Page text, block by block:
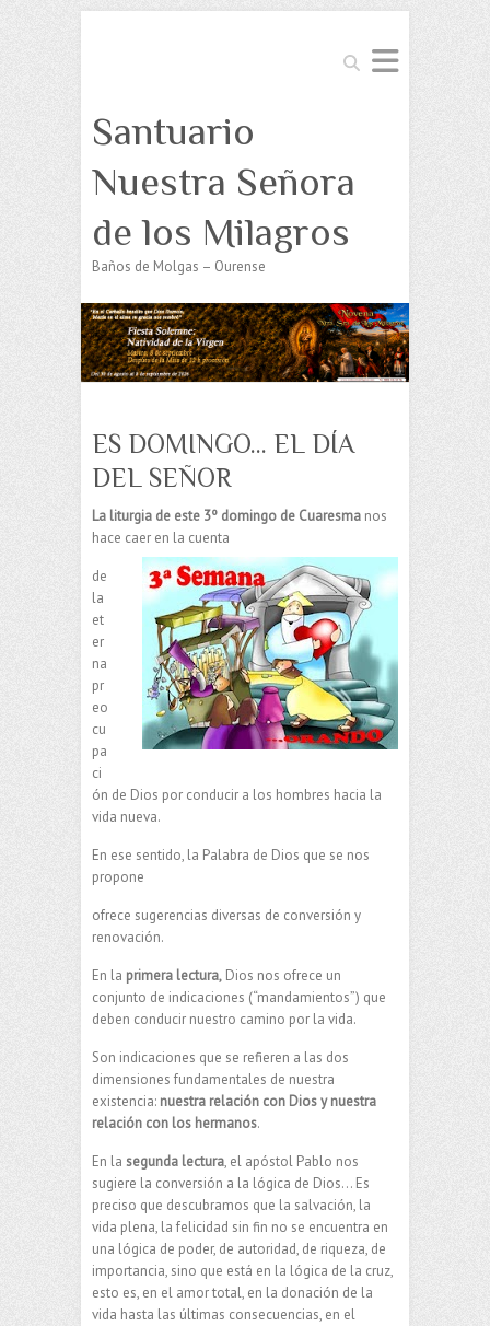
Buscar
Santuario
Nuestra Señora
de los Milagros
Baños de Molgas – Ourense
ES DOMINGO… EL DÍA
DEL SEÑOR
La liturgia de este 3º domingo de Cuaresma nos
hace caer en la cuenta
de
la
et
er
na
pr
eo
cu
pa
ci
ón de Dios por conducir a los hombres hacia la
vida nueva.
En ese sentido, la Palabra de Dios que se nos
propone
ofrece sugerencias diversas de conversión y
renovación.
En la primera lectura, Dios nos ofrece un
conjunto de indicaciones (“mandamientos”) que
deben conducir nuestro camino por la vida.
Son indicaciones que se refieren a las dos
dimensiones fundamentales de nuestra
existencia: nuestra relación con Dios y nuestra
relación con los hermanos.
En la segunda lectura, el apóstol Pablo nos
sugiere la conversión a la lógica de Dios… Es
preciso que descubramos que la salvación, la
vida plena, la felicidad sin fin no se encuentra en
una lógica de poder, de autoridad, de riqueza, de
importancia, sino que está en la lógica de la cruz,
esto es, en el amor total, en la donación de la
vida hasta las últimas consecuencias, en el